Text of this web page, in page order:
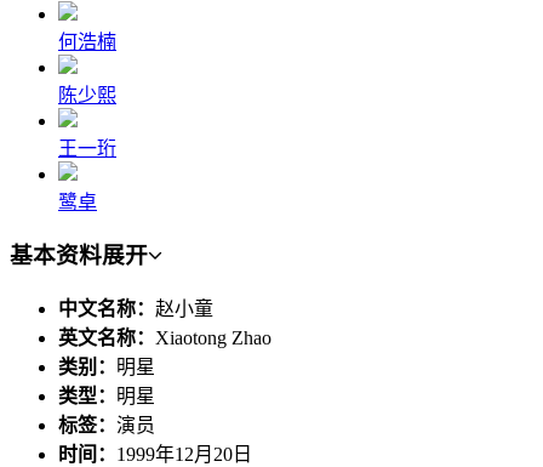
何浩楠
陈少熙
王一珩
鹭卓
基本资料展开
中文名称： 赵小童
英文名称： Xiaotong Zhao
类别： 明星
类型： 明星
标签： 演员
时间： 1999年12月20日